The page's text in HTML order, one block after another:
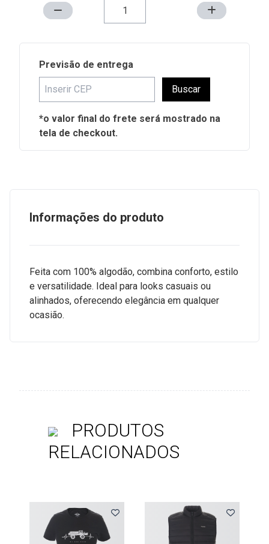
Previsão de entrega
Buscar
*o valor final do frete será mostrado na
tela de checkout.
Informações do produto
Feita com 100% algodão, combina conforto, estilo
e versatilidade. Ideal para looks casuais ou
alinhados, oferecendo elegância em qualquer
ocasião.
PRODUTOS
RELACIONADOS